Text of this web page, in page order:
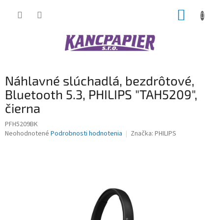
Náhlavné slúchadlá, bezdrôtové,
Bluetooth 5.3, PHILIPS "TAH5209",
čierna
PFH5209BK
Priemerné
Neohodnotené Podrobnosti hodnotenia Značka: PHILIPS